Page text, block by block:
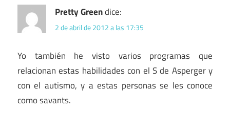
Pretty Greendice:
2 de abril de 2012 a las 17:35
Yo también he visto varios programas que
relacionan estas habilidades con el S de Asperger y
con el autismo, y a estas personas se les conoce
como savants.